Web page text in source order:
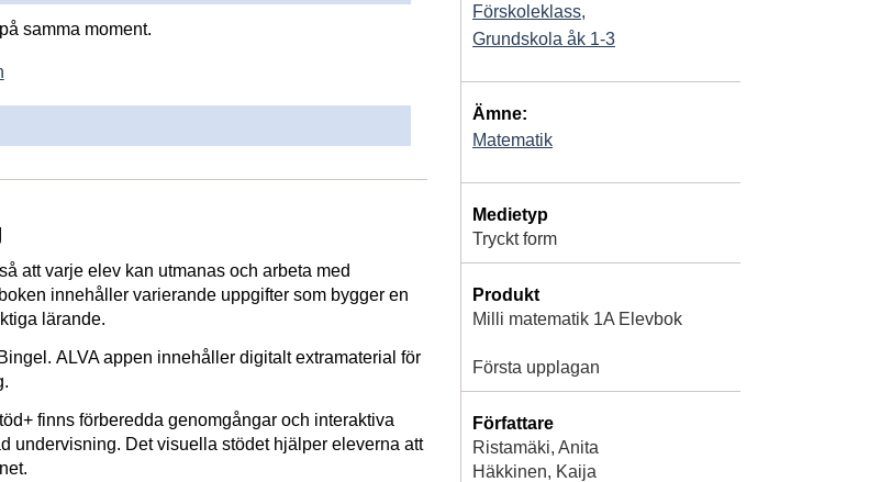
samma moment.
att varje elev kan utmanas och arbeta med
innehåller varierande uppgifter som bygger en
lärande.
ALVA appen innehåller digitalt extramaterial för
finns förberedda genomgångar och interaktiva
undervisning. Det visuella stödet hjälper eleverna att
Förskoleklass,
Grundskola åk 1-3
Ämne:
Matematik
Medietyp
Tryckt form
Produkt
Milli matematik 1A Elevbok
Första upplagan
Författare
Ristamäki, Anita
Häkkinen, Kaija